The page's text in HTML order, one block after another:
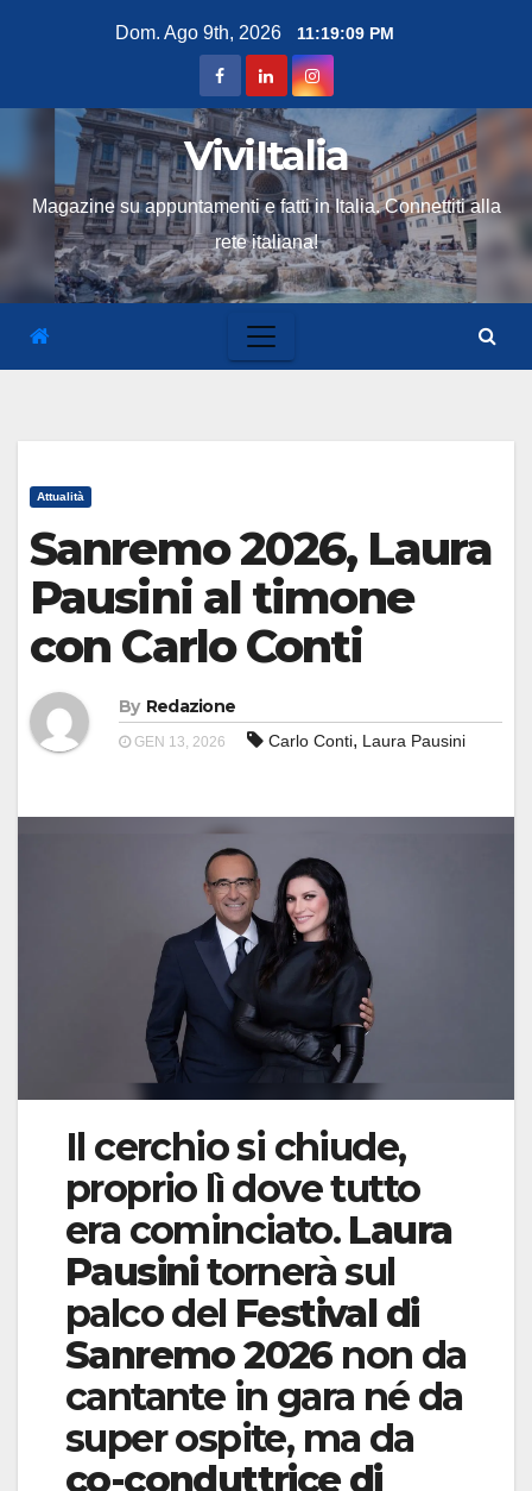
Dom. Ago 9th, 2026 11:19:10 PM
ViviItalia
Magazine su appuntamenti e fatti in Italia. Connettiti alla
rete italiana!
Attualità
Sanremo 2026, Laura
Pausini al timone
con Carlo Conti
By Redazione
GEN 13, 2026 Carlo Conti, Laura Pausini
Il cerchio si chiude,
proprio lì dove tutto
era cominciato. Laura
Pausinitornerà sul
palco del Festival di
Sanremo 2026non da
cantante in gara né da
super ospite, ma da
co-conduttrice di